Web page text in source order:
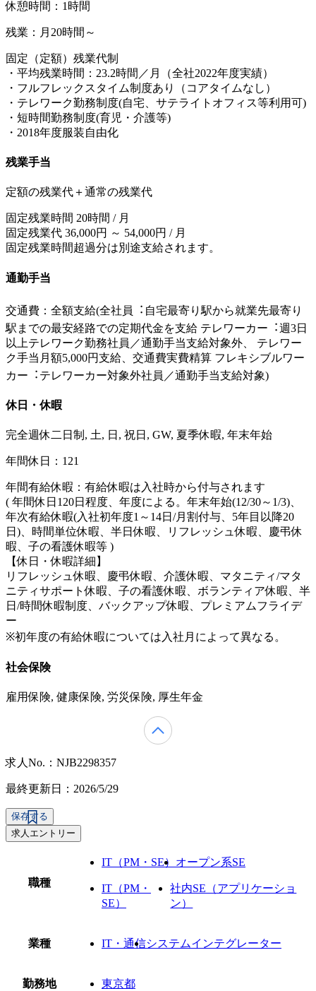
休憩時間：1時間
残業：月20時間～
固定（定額）残業代制
・平均残業時間：23.2時間／月（全社2022年度実績）
・フルフレックスタイム制度あり（コアタイムなし）
・テレワーク勤務制度(自宅、サテライトオフィス等利用可)
・短時間勤務制度(育児・介護等)
・2018年度服装自由化
残業手当
定額の残業代＋通常の残業代
固定残業時間 20時間 / 月
固定残業代 36,000円 ～ 54,000円 / 月
固定残業時間超過分は別途支給されます。
通勤手当
交通費：全額支給(全社員︓⾃宅最寄り駅から就業先最寄り
駅までの最安経路での定期代⾦を支給 テレワーカー︓週3日
以上テレワーク勤務社員／通勤⼿当支給対象外、 テレワー
ク⼿当月額5,000円支給、交通費実費精算 フレキシブルワー
カー︓テレワーカー対象外社員／通勤⼿当支給対象)
休日・休暇
完全週休二日制, 土, 日, 祝日, GW, 夏季休暇, 年末年始
年間休日：121
年間有給休暇：有給休暇は入社時から付与されます
( 年間休日120日程度、年度による。年末年始(12/30～1/3)、
年次有給休暇(入社初年度1～14日/月割付与、5年目以降20
日)、時間単位休暇、半日休暇、リフレッシュ休暇、慶弔休
暇、子の看護休暇等 )
【休日・休暇詳細】
リフレッシュ休暇、慶弔休暇、介護休暇、マタニティ/マタ
ニティサポート休暇、子の看護休暇、ボランティア休暇、半
日/時間休暇制度、バックアップ休暇、プレミアムフライデ
ー
※初年度の有給休暇については入社月によって異なる。
社会保険
雇用保険, 健康保険, 労災保険, 厚生年金
求人No.：NJB2298357
最終更新日：2026/5/29
保存する
求人エントリー
職種
IT（PM・SE） オープン系SE
IT（PM・
SE）
社内SE（アプリケーショ
ン）
業種 IT・通信システムインテグレーター
勤務地 東京都